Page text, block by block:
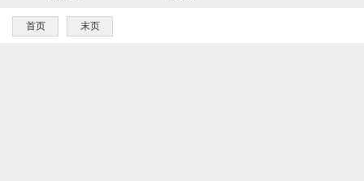
首页 末页